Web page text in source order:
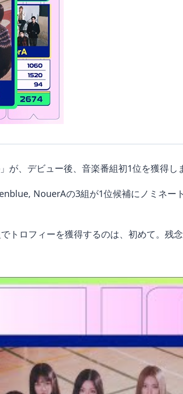
が、デビュー後、音楽番組初1位を獲得し
NouerAの3組が1位候補にノミネー
トロフィーを獲得するのは、初めて。残